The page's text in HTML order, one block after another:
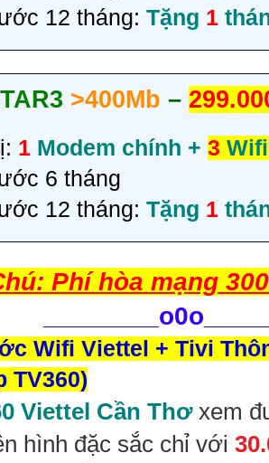
12 tháng: Tặng 1
>400Mb –
1 Modem chính + 3
6 tháng
12 tháng: Tặng 1
Phí hòa mạng
Wifi Viettel + Tivi
TV360)
Viettel Cần Thơxem
hình đặc sắc chỉ với